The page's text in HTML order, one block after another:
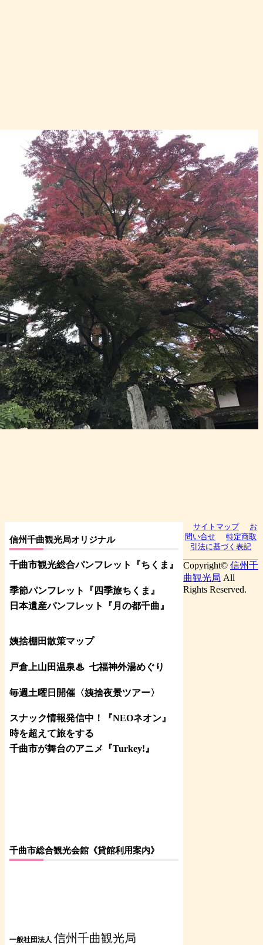
信州千曲観光局オリジナル
千曲市観光総合パンフレット 『ちくま 』
季節パンフレット『四季旅ちくま』
日本遺産パンフレット
『月の都千曲 』
姨捨棚田散策マップ
戸倉上山田温泉♨ 七福神外湯めぐり
毎週土曜日開催〈姨捨夜景ツアー〉
スナック情報発信中！『NEOネオン』
時を超えて旅をする
千曲市が舞台のアニメ『Turkey!』
千曲市総合観光会館《貸館利用案内》
一般社団法人 信州千曲観光局
サイトマップ
お
問い合せ
特定商取
引法に基づく表記
Copyright© 信州千
曲観光局 All
Rights Reserved.